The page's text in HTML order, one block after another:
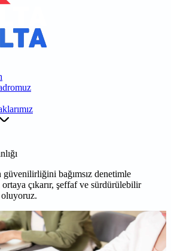
güvenilirliğini bağımsız denetimle
çıkarır, şeffaf ve sürdürülebilir